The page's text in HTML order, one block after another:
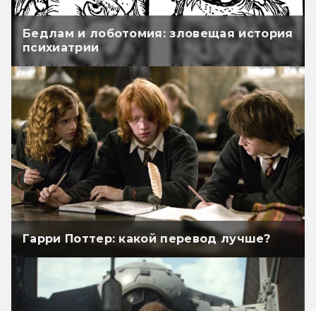
Бедлам и лоботомия: зловещая история
психиатрии
Гарри Поттер: какой перевод лучше?